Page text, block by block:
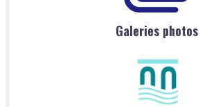
Galeries photos